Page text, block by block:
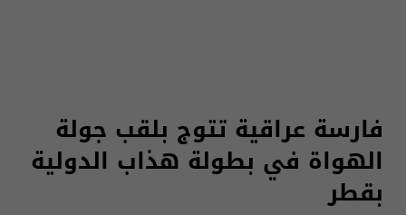
فارسة عراقية تتوج بلقب جولة
الهواة في بطولة هذاب الدولية
بقطر